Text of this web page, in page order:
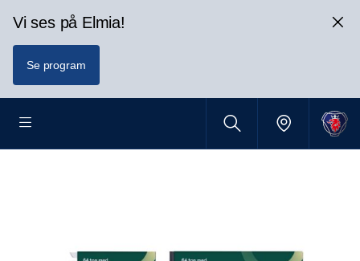
Vi ses på Elmia!
Se program